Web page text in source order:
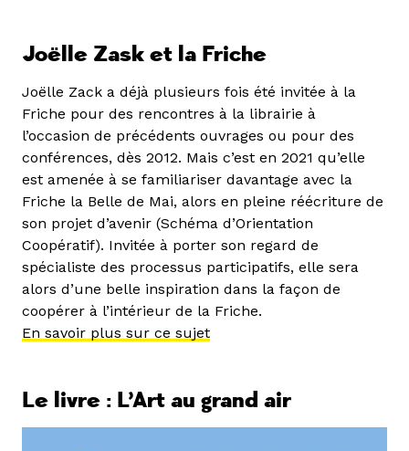
Joëlle Zask et la Friche
Joëlle Zack a déjà plusieurs fois été invitée à la
Friche pour des rencontres à la librairie à
l’occasion de précédents ouvrages ou pour des
conférences, dès 2012. Mais c’est en 2021 qu’elle
est amenée à se familiariser davantage avec la
Friche la Belle de Mai, alors en pleine réécriture de
son projet d’avenir (Schéma d’Orientation
Coopératif). Invitée à porter son regard de
spécialiste des processus participatifs, elle sera
alors d’une belle inspiration dans la façon de
coopérer à l’intérieur de la Friche.
En savoir plus sur ce sujet
Le livre : L’Art au grand air